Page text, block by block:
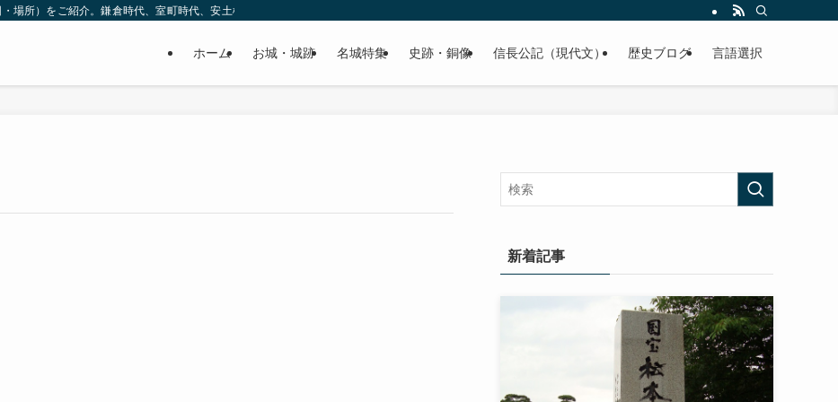
場所）をご紹介。鎌倉時代、室町時代、安土桃山時代（戦国時代）、江戸時代と幅広くご紹介致します。
ホーム お城・城跡 名城特集 史跡・銅像 信長公記（現代文） 歴史ブログ 言語選択
新着記事